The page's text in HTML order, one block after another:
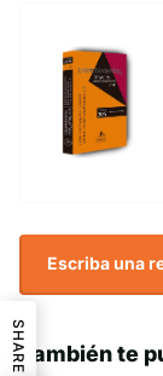
Escriba una
También te
SHARE